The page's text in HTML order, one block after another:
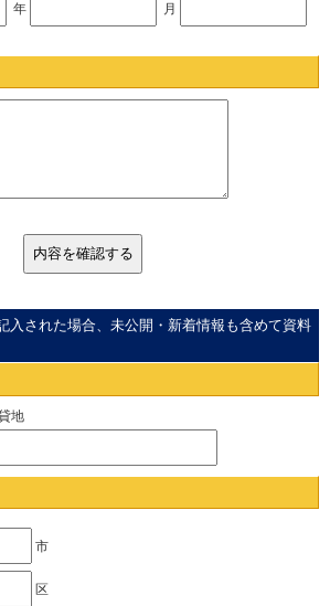
年 月
入された場合、未公開・新着情報も含めて資料
地
市
区